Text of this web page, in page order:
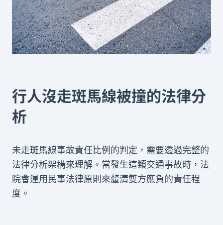
行人沒走斑馬線被撞的法律分
析
未走斑馬線事故責任比例的判定，需要透過完整的
法律分析架構來理解。當發生這類交通事故時，法
院會運用民事法律原則來釐清雙方應負的責任程
度。